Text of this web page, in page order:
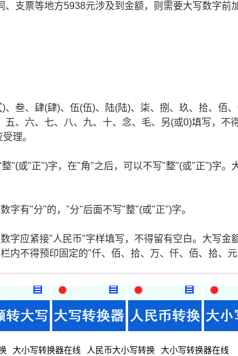
支票等地方5938元涉及到金额，则需要大写数字前
叁、肆(肆)、伍(伍)、陆(陆)、柒、捌、玖、拾、佰、
、六、七、八、九、十、念、毛、另(或0)填写，不
理。
"(或"正")字，在"角"之后，可以不写"整"(或"正")字。
字有"分"的，"分"后面不写"整"(或"正")字。
字应紧接"人民币"字样填写，不得留有空白。大写金
内不得预印固定的"仟、佰、拾、万、仟、佰、拾、元
大小写转换器在线 人民币大小写转换 大小写转换器在线